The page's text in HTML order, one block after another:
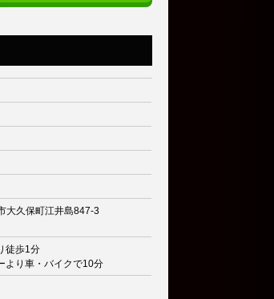
大久保町江井島847-3
徒歩1分
より車・バイクで10分